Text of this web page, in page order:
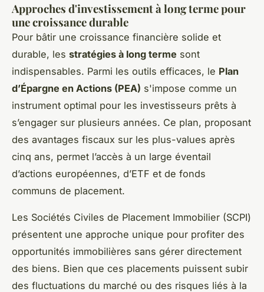
Approches d'investissement à long terme pour
une croissance durable
Pour bâtir une croissance financière solide et
durable, les stratégies à long terme sont
indispensables. Parmi les outils efficaces, le Plan
d’Épargne en Actions (PEA) s'impose comme un
instrument optimal pour les investisseurs prêts à
s’engager sur plusieurs années. Ce plan, proposant
des avantages fiscaux sur les plus-values après
cinq ans, permet l’accès à un large éventail
d’actions européennes, d’ETF et de fonds
communs de placement.
Les Sociétés Civiles de Placement Immobilier (SCPI)
présentent une approche unique pour profiter des
opportunités immobilières sans gérer directement
des biens. Bien que ces placements puissent subir
des fluctuations du marché ou des risques liés à la